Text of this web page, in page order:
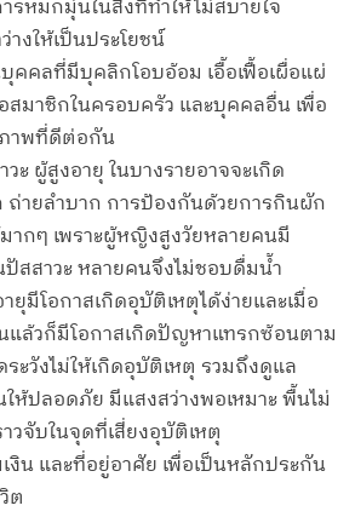
รหมกมุ่นในสิ่งที่ทำให้ไม่สบายใจ
างให้เป็นประโยชน์
คคลที่มีบุคลิกโอบอ้อม เอื้อเฟื้อเผื่อแผ่
สมาชิกในครอบครัว และบุคคลอื่น เพื่อ
าพที่ดีต่อกัน
ะ ผู้สูงอายุ ในบางรายอาจจะเกิด
ายลำบาก การป้องกันด้วยการกินผัก
ากๆ เพราะผู้หญิงสูงวัยหลายคนมี
สสาวะ หลายคนจึงไม่ชอบดื่มน้ำ
ยุมีโอกาสเกิดอุบัติเหตุได้ง่ายและเมื่อ
แล้วก็มีโอกาสเกิดปัญหาแทรกซ้อนตาม
ระวังไม่ให้เกิดอุบัติเหตุ รวมถึงดูแล
ห้ปลอดภัย มีแสงสว่างพอเหมาะ พื้นไม่
วจับในจุดที่เสี่ยงอุบัติเหตุ
งิน และที่อยู่อาศัย เพื่อเป็นหลักประกัน
ต